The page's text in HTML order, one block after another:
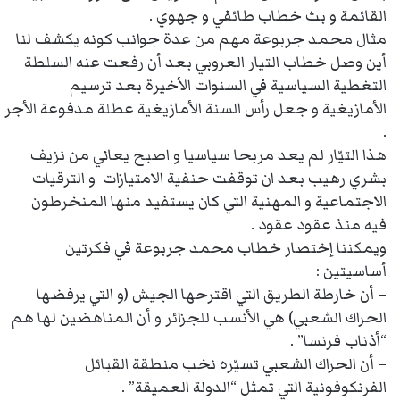
القائمة و بث خطاب طائفي و جهوي .
مثال محمد جربوعة مهم من عدة جوانب كونه يكشف لنا
أين وصل خطاب التيار العروبي بعد أن رفعت عنه السلطة
التغطية السياسية في السنوات الأخيرة بعد ترسيم
الأمازيغية و جعل رأس السنة الأمازيغية عطلة مدفوعة الأجر
.
هذا التيّار لم يعد مربحا سياسيا و اصبح يعاني من نزيف
بشري رهيب بعد ان توقفت حنفية الامتيازات و الترقيات
الاجتماعية و المهنية التي كان يستفيد منها المنخرطون
فيه منذ عقود عقود .
ويمكننا إختصار خطاب محمد جربوعة في فكرتين
أساسيتين :
– أن خارطة الطريق التي اقترحها الجيش (و التي يرفضها
الحراك الشعبي) هي الأنسب للجزائر و أن المناهضين لها هم
“أذناب فرنسا” .
– أن الحراك الشعبي تسيّره نخب منطقة القبائل
الفرنكوفونية التي تمثل “الدولة العميقة” .